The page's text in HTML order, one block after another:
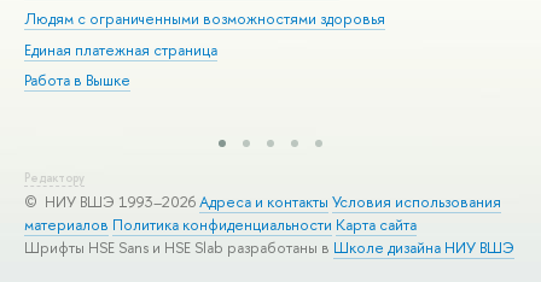
Людям с ограниченными возможностями здоровья
Единая платежная страница
Работа в Вышке
Редактору
© НИУ ВШЭ 1993–2026Адреса и контакты Условия использования
материалов Политика конфиденциальности Карта сайта
Шрифты HSE Sans и HSE Slab разработаны в Школе дизайна НИУ ВШЭ